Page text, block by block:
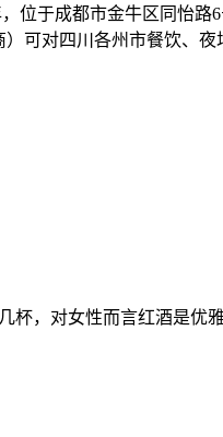
位于成都市金牛区同怡
）可对四川各州市餐饮
杯，对女性而言红酒是优